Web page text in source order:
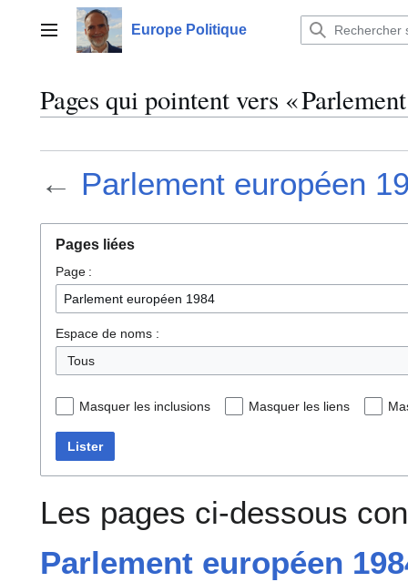
contenuMenu principalEurope Politique
Pages qui pointent vers «
← Parlement européen
Pages liées
Page :
Espace de noms :
Tous
Masquer les inclusions Masquer les liens
Lister
Les pages ci-dessous
Parlement européen